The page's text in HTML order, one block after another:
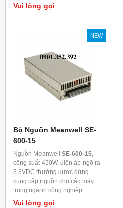
Vui lòng gọi
NEW
Bộ Nguồn Meanwell SE-
600-15
Nguồn Meanwell SE-600-15,
công suất 450W, điện áp ngõ ra
3.3VDC thường được dùng
cung cấp nguồn cho các máy
trong ngành công nghiệp.
Vui lòng gọi